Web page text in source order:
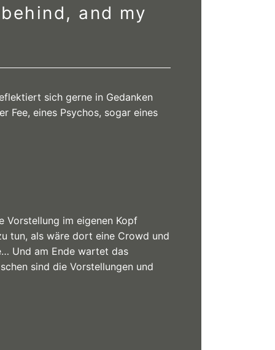
and my
sich gerne in Gedanken
Fee, eines Psychos, sogar eines
Vorstellung im eigenen Kopf
tun, als wäre dort eine Crowd und
Und am Ende wartet das
sind die Vorstellungen und